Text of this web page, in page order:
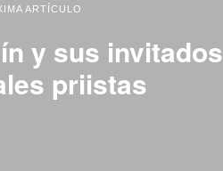
ARTÍCULO
y sus invitados
priistas